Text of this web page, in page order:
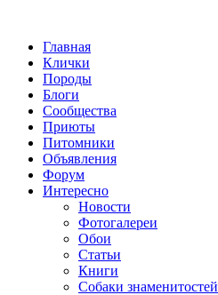
Главная
Клички
Породы
Блоги
Сообщества
Приюты
Питомники
Объявления
Форум
Интересно
Новости
Фотогалереи
Обои
Статьи
Книги
Собаки знаменитостей